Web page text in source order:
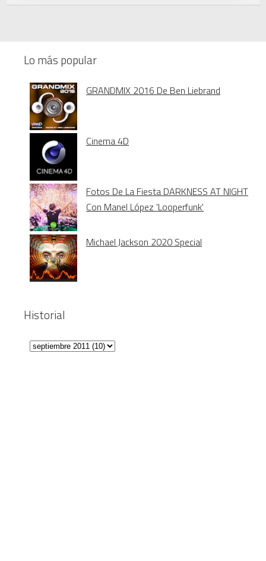
Lo más popular
GRANDMIX 2016 De Ben Liebrand
Cinema 4D
Fotos De La Fiesta DARKNESS AT NIGHT
Con Manel López 'Looperfunk'
Michael Jackson 2020 Special
Historial